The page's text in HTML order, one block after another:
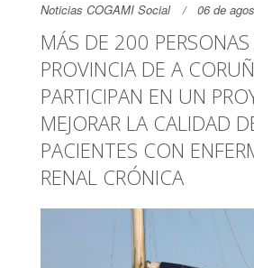
Noticias COGAMI Social 06 de
MÁS DE 200
PROVINCIA DE A
PARTICIPAN EN UN
MEJORAR LA CALIDAD
PACIENTES CON
RENAL CRÓNICA